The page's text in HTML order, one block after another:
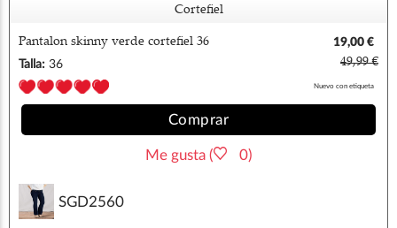
Cortefiel
Pantalon skinny verde cortefiel 36
19,00 €
Talla: 36 49,99 €
Nuevo con etiqueta
Comprar
Me gusta ( 0)
SGD2560